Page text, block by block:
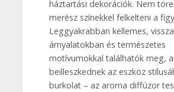
háztartási dekorációk. Nem
merész színekkel felkelteni a
Leggyakrabban kellemes,
árnyalatokban és természetes
motívumokkal találhatók meg,
beilleszkednek az eszköz
burkolat – az aroma diffúzor